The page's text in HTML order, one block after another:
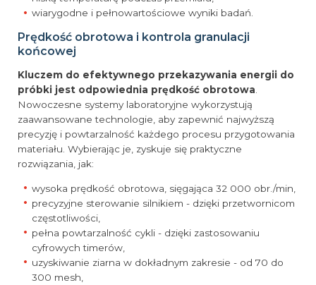
wiarygodne i pełnowartościowe wyniki badań.
Prędkość obrotowa i kontrola granulacji
końcowej
Kluczem do efektywnego przekazywania energii do
próbki jest odpowiednia prędkość obrotowa.
Nowoczesne systemy laboratoryjne wykorzystują
zaawansowane technologie, aby zapewnić najwyższą
precyzję i powtarzalność każdego procesu przygotowania
materiału. Wybierając je, zyskuje się praktyczne
rozwiązania, jak:
wysoka prędkość obrotowa, sięgająca 32 000 obr./min,
precyzyjne sterowanie silnikiem - dzięki przetwornicom
częstotliwości,
pełna powtarzalność cykli - dzięki zastosowaniu
cyfrowych timerów,
uzyskiwanie ziarna w dokładnym zakresie - od 70 do
300 mesh,